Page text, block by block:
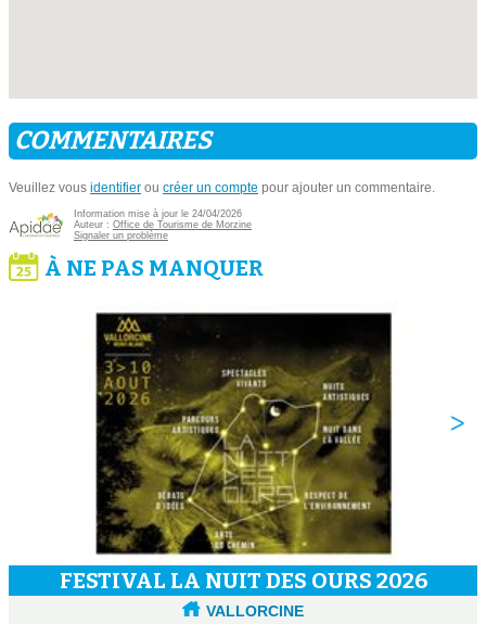
COMMENTAIRES
Veuillez vous identifier ou créer un compte pour ajouter un commentaire.
Information mise à jour le 24/04/2026
Auteur : Office de Tourisme de Morzine
Signaler un problème
À NE PAS MANQUER
FESTIVAL LA NUIT DES OURS 2026
VALLORCINE